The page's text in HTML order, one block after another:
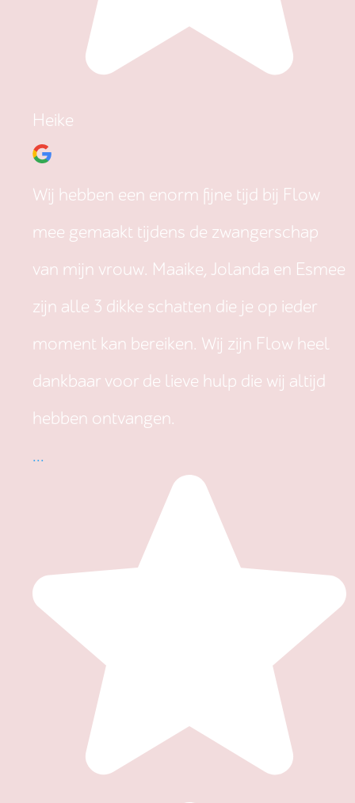
Heike
Wij hebben een enorm fijne tijd bij Flow
mee gemaakt tijdens de zwangerschap
van mijn vrouw. Maaike, Jolanda en Esmee
zijn alle 3 dikke schatten die je op ieder
moment kan bereiken. Wij zijn Flow heel
dankbaar voor de lieve hulp die wij altijd
hebben ontvangen.
...